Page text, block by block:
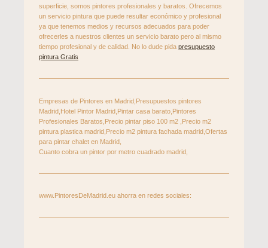
superficie, somos pintores profesionales y baratos. Ofrecemos
un servicio pintura que puede resultar económico y profesional
ya que tenemos medios y recursos adecuados para poder
ofrecerles a nuestros clientes un servicio barato pero al mismo
tiempo profesional y de calidad. No lo dude pida presupuesto
pintura Gratis
Empresas de Pintores en Madrid,Presupuestos pintores
Madrid,Hotel Pintor Madrid,Pintar casa barato,Pintores
Profesionales Baratos,Precio pintar piso 100 m2 ,Precio m2
pintura plastica madrid,Precio m2 pintura fachada madrid,Ofertas
para pintar chalet en Madrid,
Cuanto cobra un pintor por metro cuadrado madrid,
www.PintoresDeMadrid.eu ahorra en redes sociales: